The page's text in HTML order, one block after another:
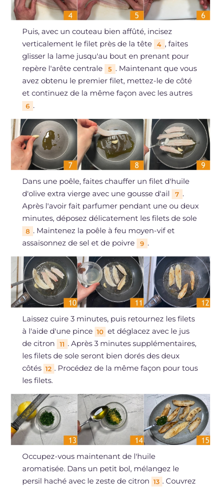
Puis, avec un couteau bien affûté, incisez
verticalement le filet près de la tête
4 , faites
glisser la lame jusqu'au bout en prenant pour
repère l'arête centrale
5 . Maintenant que vous
avez obtenu le premier filet, mettez-le de côté
et continuez de la même façon avec les autres
6 .
Dans une poêle, faites chauffer un filet d'huile
d'olive extra vierge avec une gousse d'ail
7 .
Après l'avoir fait parfumer pendant une ou deux
minutes, déposez délicatement les filets de sole
8 . Maintenez la poêle à feu moyen-vif et
assaisonnez de sel et de poivre
9 .
Laissez cuire 3 minutes, puis retournez les filets
à l'aide d'une pince 10 et déglacez avec le jus
de citron
11 . Après 3 minutes supplémentaires,
les filets de sole seront bien dorés des deux
côtés 12 . Procédez de la même façon pour tous
les filets.
Occupez-vous maintenant de l'huile
aromatisée. Dans un petit bol, mélangez le
persil haché avec le zeste de citron 13 . Couvrez